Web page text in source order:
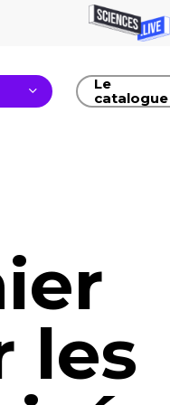
Le
catalogue
les